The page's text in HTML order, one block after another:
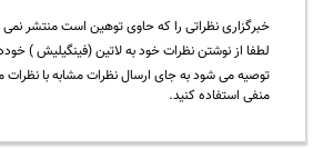
خبرگزاری نظراتی را که حاوی توهین است منتشر نمی
لطفا از نوشتن نظرات خود به لاتین (فینگیلیش )
توصیه می شود به جای ارسال نظرات مشابه با نظرات
منفی استفاده کنید.